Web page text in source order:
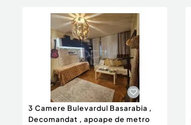
3 Camere Bulevardul Basarabia ,
Decomandat , apoape de metro